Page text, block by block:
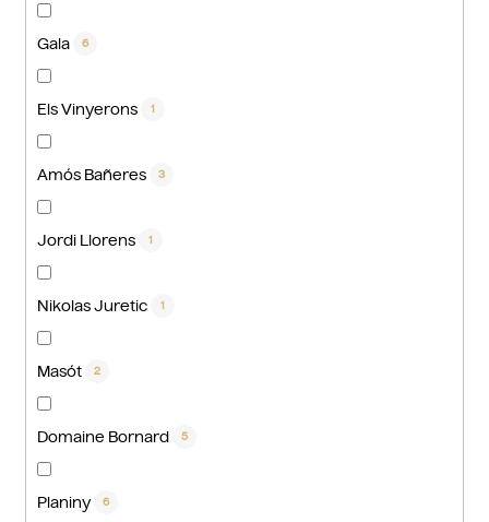
Gala 6
Els Vinyerons 1
Amós Bañeres 3
Jordi Llorens 1
Nikolas Juretic 1
Masót 2
Domaine Bornard 5
Planiny 6